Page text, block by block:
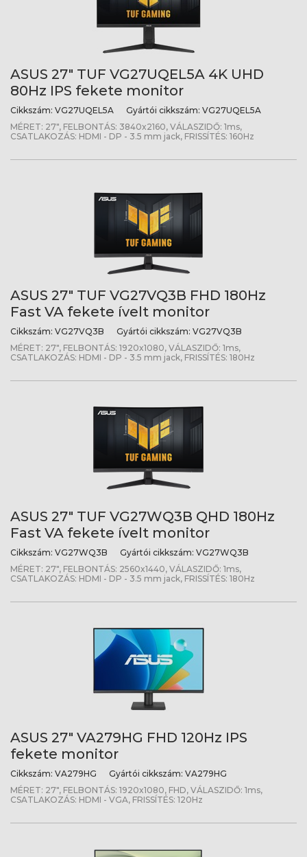
ASUS 27" TUF VG27UQEL5A 4K UHD
80Hz IPS fekete monitor
Cikkszám: VG27UQEL5A Gyártói cikkszám: VG27UQEL5A
MÉRET: 27", FELBONTÁS: 3840x2160, VÁLASZIDŐ: 1ms,
CSATLAKOZÁS: HDMI - DP - 3.5 mm jack, FRISSÍTÉS: 160Hz
ASUS 27" TUF VG27VQ3B FHD 180Hz
Fast VA fekete ívelt monitor
Cikkszám: VG27VQ3B Gyártói cikkszám: VG27VQ3B
MÉRET: 27", FELBONTÁS: 1920x1080, VÁLASZIDŐ: 1ms,
CSATLAKOZÁS: HDMI - DP - 3.5 mm jack, FRISSÍTÉS: 180Hz
ASUS 27" TUF VG27WQ3B QHD 180Hz
Fast VA fekete ívelt monitor
Cikkszám: VG27WQ3B Gyártói cikkszám: VG27WQ3B
MÉRET: 27", FELBONTÁS: 2560x1440, VÁLASZIDŐ: 1ms,
CSATLAKOZÁS: HDMI - DP - 3.5 mm jack, FRISSÍTÉS: 180Hz
ASUS 27" VA279HG FHD 120Hz IPS
fekete monitor
Cikkszám: VA279HG Gyártói cikkszám: VA279HG
MÉRET: 27", FELBONTÁS: 1920x1080, FHD, VÁLASZIDŐ: 1ms,
CSATLAKOZÁS: HDMI - VGA, FRISSÍTÉS: 120Hz